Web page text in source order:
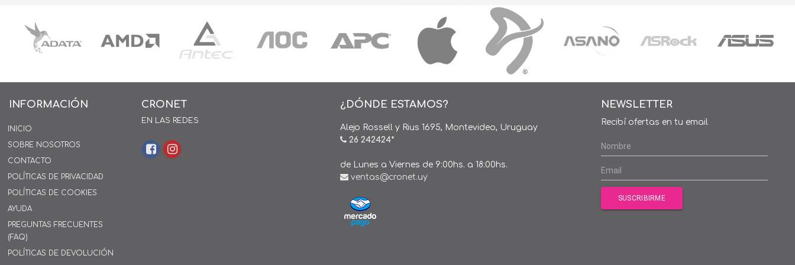
INFORMACIÓN
INICIO
SOBRE NOSOTROS
CONTACTO
POLÍTICAS DE PRIVACIDAD
POLÍTICAS DE COOKIES
AYUDA
PREGUNTAS FRECUENTES
(FAQ)
POLÍTICAS DE DEVOLUCIÓN
CRONET
EN LAS REDES
¿DÓNDE ESTAMOS?
Alejo Rossell y Rius 1695, Montevideo, Uruguay
26 242424*
de Lunes a Viernes de 9:00hs. a 18:00hs.
ventas@cronet.uy
NEWSLETTER
Recibí ofertas en tu email